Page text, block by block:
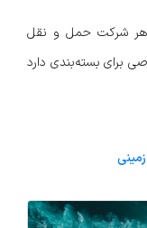
هر شرکت حمل و نقل
برای بسته‌بندی دارد